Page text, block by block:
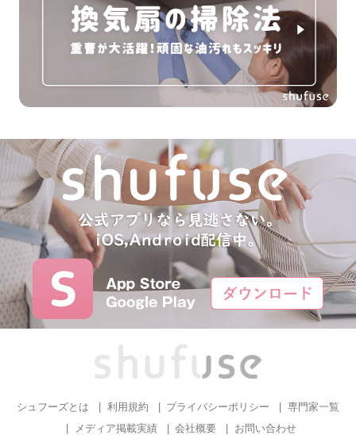
シュフーズとは 利用規約 プライバシーポリシー
専門家一覧
メディア掲載実績
会社概要 お問い合わせ